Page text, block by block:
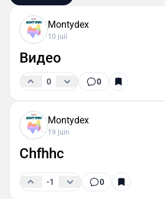
Montydex
10 juil
Видео
0 0
Montydex
19 juin
Chfhhc
-1 0